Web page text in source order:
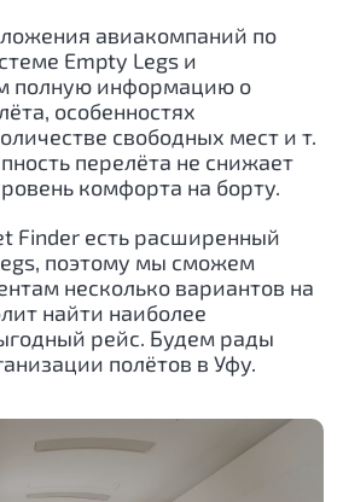
авиакомпаний по
Empty Legs и
полную информацию о
особенностях
свободных мест и т.
перелёта не снижает
комфорта на борту.
Finder есть расширенный
поэтому мы сможем
несколько вариантов на
найти наиболее
рейс. Будем рады
полётов в Уфу.